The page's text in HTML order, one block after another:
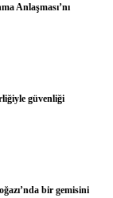
Anlaşması’nı
güvenliği
bir gemisini